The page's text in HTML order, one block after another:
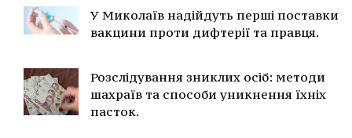
У Миколаїв надійдуть перші поставки
вакцини проти дифтерії та правця.
Розслідування зниклих осіб: методи
шахраїв та способи уникнення їхніх
пасток.